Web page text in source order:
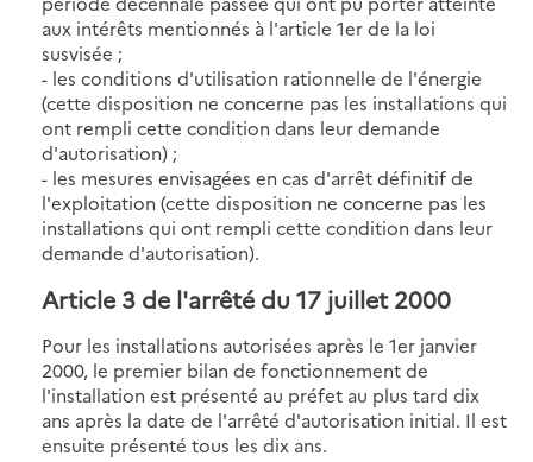
aux intérêts mentionnés à l'article 1er de la loi
susvisée ;
- les conditions d'utilisation rationnelle de l'énergie
(cette disposition ne concerne pas les installations qui
ont rempli cette condition dans leur demande
d'autorisation) ;
- les mesures envisagées en cas d'arrêt définitif de
l'exploitation (cette disposition ne concerne pas les
installations qui ont rempli cette condition dans leur
demande d'autorisation).
Article 3 de l'arrêté du 17 juillet 2000
Pour les installations autorisées après le 1er janvier
2000, le premier bilan de fonctionnement de
l'installation est présenté au préfet au plus tard dix
ans après la date de l'arrêté d'autorisation initial. Il est
ensuite présenté tous les dix ans.